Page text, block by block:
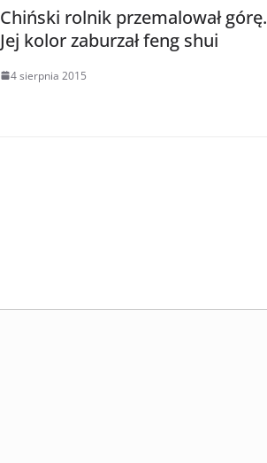
Chiński rolnik przemalował górę.
Jej kolor zaburzał feng shui
4 sierpnia 2015